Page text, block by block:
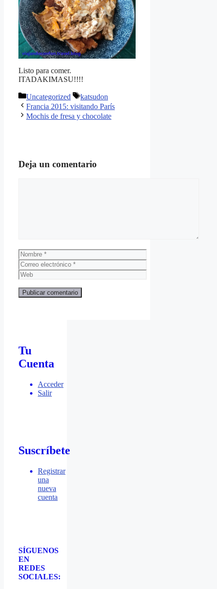
Listo para comer.
ITADAKIMASU!!!!
Categorías
Uncategorized Etiquetas
katsudon
Francia 2015: visitando París
Mochis de fresa y chocolate
Deja un comentario
Nombre
Correo
electrónico
Web
Tu
Cuenta
Acceder
Salir
Suscríbete
Registrar
una
nueva
cuenta
SÍGUENOS
EN
REDES
SOCIALES: